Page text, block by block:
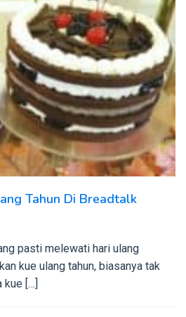
Tahun Di Breadtalk
pasti melewati hari ulang
kue ulang tahun, biasanya tak
kue […]